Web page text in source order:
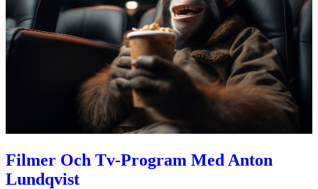
Filmer Och Tv-Program Med Anton
Lundqvist